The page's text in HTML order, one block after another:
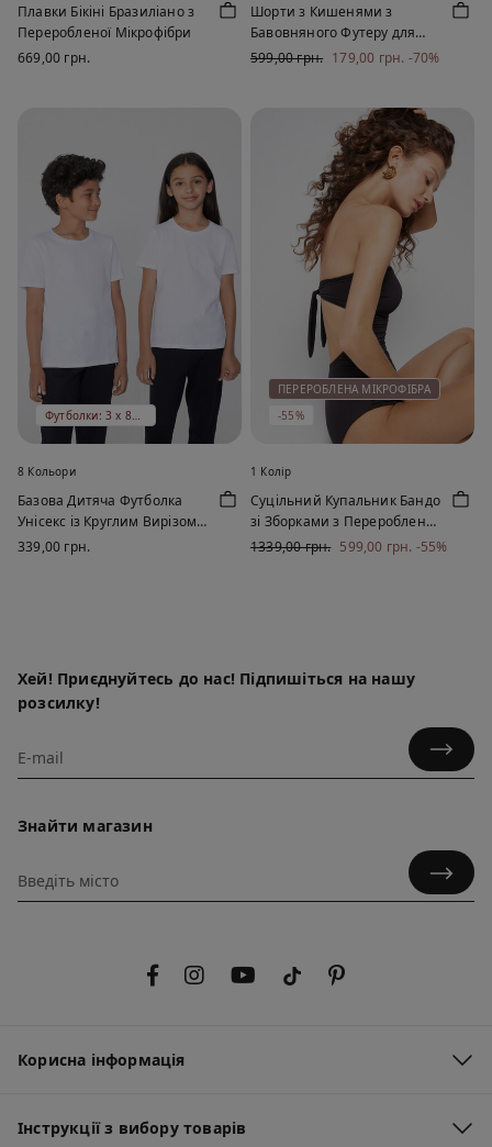
Плавки Бікіні Бразиліано з
Переробленої Мікрофібри
669,00 грн.
Шорти з Кишенями з
Бавовняного Футеру для
Хлопчиків
599,00 грн. 179,00 грн. -70%
Футболки: 3 x 899 ₴
8 Кольори
Базова Дитяча Футболка
Унісекс із Круглим Вирізом
зі 100% Бавовни
339,00 грн.
ПЕРЕРОБЛЕНА МІКРОФІБРА
-55%
1 Колір
Суцільний Купальник Бандо
зі Зборками з Переробленої
Мікрофібри
1339,00 грн. 599,00 грн. -55%
Хей! Приєднуйтесь до нас! Підпишіться на нашу
розсилку!
Знайти магазин
Корисна інформація
Інструкції з вибору товарів